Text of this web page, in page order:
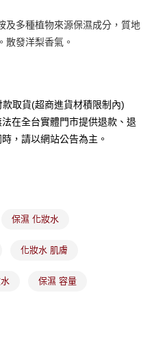
兆豐國際商業銀行
台中商業銀行
中國信託商業銀行
成立後會自動跳轉到大哥付的交易
依後續交易確認頁面所載為準。
未達大哥付你分期系統評分，恕無
分期」於每月結算日後寄送繳費提
商條碼／台灣大直營門市／銀行轉
繳費。
運費
及多種植物來源保濕成分，質地
散發洋梨香氣。
款取貨(超商進貨材積限制內)
在全台實體門市提供退款、退
，請以網站公告為主。
保濕 化妝水
化妝水 肌膚
保濕 容量